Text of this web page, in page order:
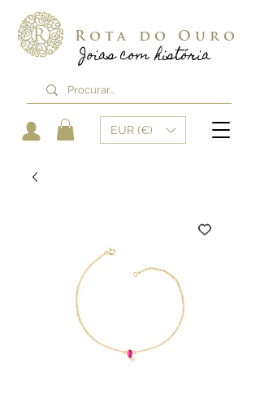
Joias com história
Rota do Ouro
EUR (€)